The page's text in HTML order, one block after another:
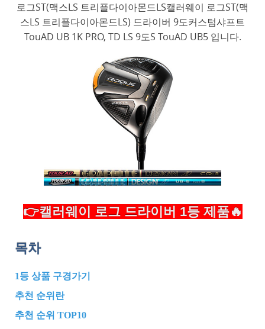
로그ST(맥스LS 트리플다이아몬드LS캘러웨이 로그ST(맥
스LS 트리플다이아몬드LS) 드라이버 9도커스텀샤프트
TouAD UB 1K PRO, TD LS 9도S TouAD UB5 입니다.
👉캘러웨이 로그 드라이버 1등 제품🔥
목차
1등 상품 구경가기
추천 순위란
추천 순위 TOP10